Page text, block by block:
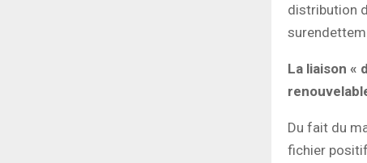
distribution
La liaison «
Du fait du
fichier